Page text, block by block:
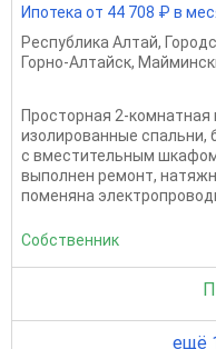
Ипотека от 44 708 ₽ в
Республика Алтай,
Горно-Алтайск,
Просторная 2-
изолированные спальни,
с вместительным
выполнен ремонт,
пoмeнянa
Собственник
ещё